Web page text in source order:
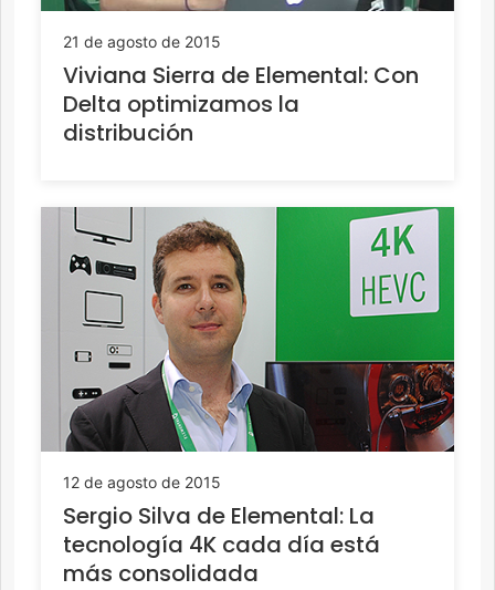
21 de agosto de 2015
Viviana Sierra de Elemental: Con
Delta optimizamos la
distribución
12 de agosto de 2015
Sergio Silva de Elemental: La
tecnología 4K cada día está
más consolidada